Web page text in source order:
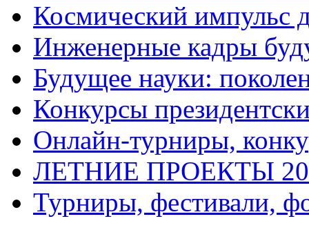
Космический импульс
Инженерные кадры
Будущее науки:
Конкурсы
Онлайн-турниры,
ЛЕТНИЕ ПРОЕКТЫ
Турниры, фестивали,